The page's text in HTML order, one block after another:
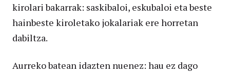
kirolari bakarrak: saskibaloi, eskubaloi eta beste
hainbeste kiroletako jokalariak ere horretan
dabiltza.
Aurreko batean idazten nuenez: hau ez dago